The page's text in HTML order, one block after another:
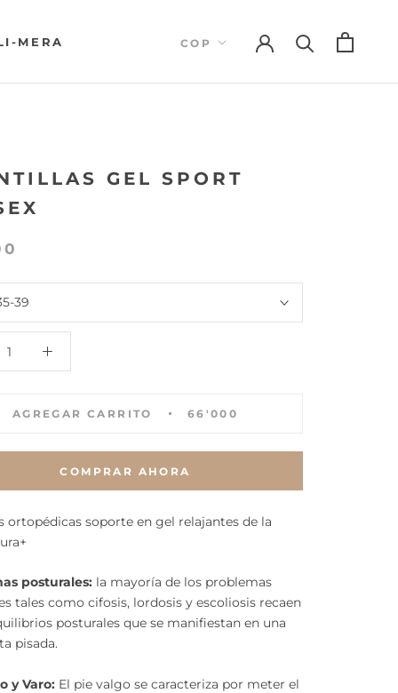
MERA
GEL SPORT
39
AGREGAR CARRITO 66'000
COMPRAR AHORA
ortopédicas soporte en gel relajantes de la
posturales: la mayoría de los problemas
tales como cifosis, lordosis y escoliosis recaen
posturales que se manifiestan en una
pisada.
y Varo: El pie valgo se caracteriza por meter el